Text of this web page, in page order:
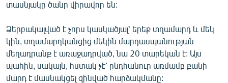
ՁԳՏԵԼՈՎ ԼԱՎԱԳՈՒՅՆԻՆ
ՓՈԴՔԱՍԹ
Հայերեն
English
տասնյակը ծանր վիրավոր են:
Ձերբակալված է չորս կասկածյալ՝ երեք տղամարդ և մեկ
կին, տղամարդկանցից մեկին մարդասպանության
մեղադրանք է առաջադրված, նա 20 տարեկան է: Այս
պահին, սակայն, հստակ չէ՝ ընդհանուր առմամբ քանի
մարդ է մասնակցել զինված հարձակմանը: